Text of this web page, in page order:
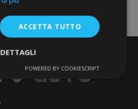
ACCETTA TUTTO
Performance
POWERED BY COOKIESCRIPT